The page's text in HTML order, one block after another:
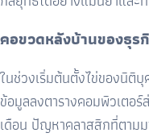
คอขวดหลังบ้านของธุร
ในช่วงเริ่มต้นตั้งไข่ของนิติ
ข้อมูลลงตารางคอมพิวเตอ
เดือน ปัญหาคลาสสิกที่ตาม